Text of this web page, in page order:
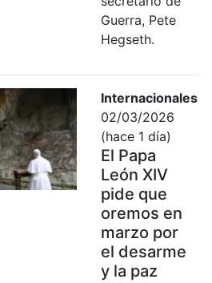
Guerra, Pete
Hegseth.
Internacionales
02/03/2026
(hace 1 día)
El Papa
León XIV
pide que
oremos en
marzo por
el desarme
y la paz